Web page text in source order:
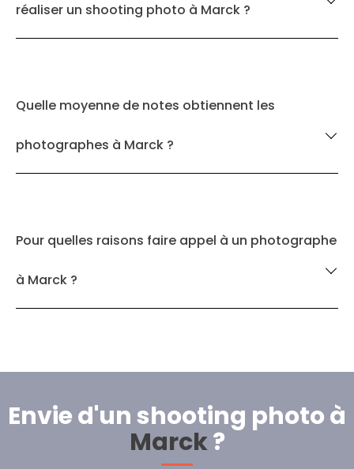
réaliser un shooting photo à Marck ?
Quelle moyenne de notes obtiennent les
photographes à Marck ?
Pour quelles raisons faire appel à un photographe
à Marck ?
Envie d'un shooting photo à
Marck?